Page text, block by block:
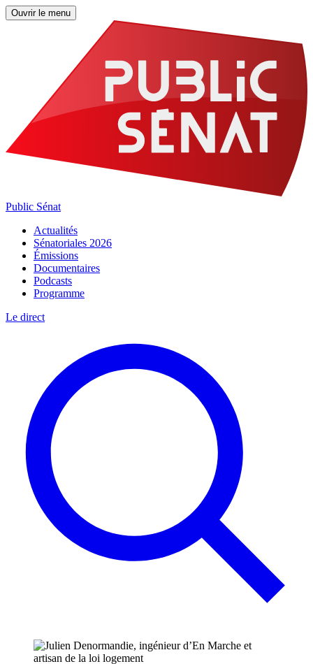
Ouvrir le menu
Public Sénat
Actualités
Sénatoriales 2026
Émissions
Documentaires
Podcasts
Programme
Le direct